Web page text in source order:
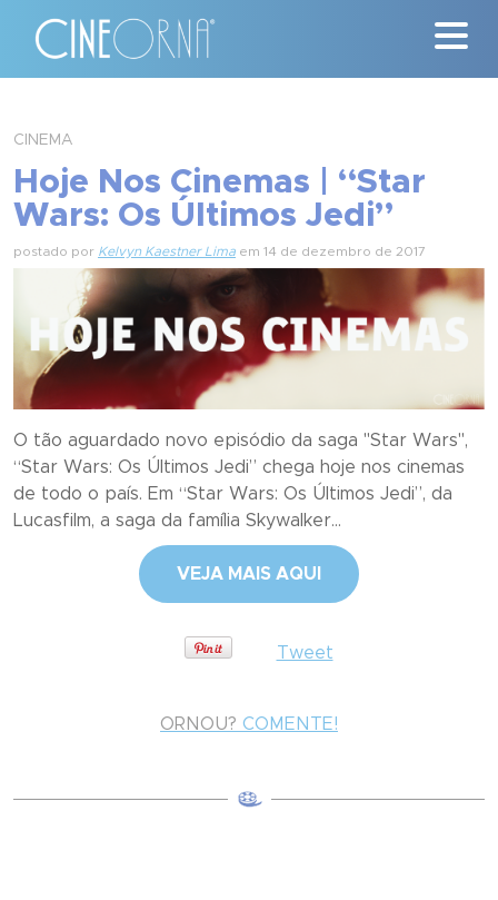
News
#ClássicosCineOrna
Quem Somos
Nossa História
Contato
CINEMA
Hoje Nos Cinemas | “Star
Wars: Os Últimos Jedi”
postado por Kelvyn Kaestner Lima em 14 de dezembro de 2017
O tão aguardado novo episódio da saga "Star Wars",
“Star Wars: Os Últimos Jedi” chega hoje nos cinemas
de todo o país. Em “Star Wars: Os Últimos Jedi”, da
Lucasfilm, a saga da família Skywalker...
VEJA MAIS AQUI
Tweet
ORNOU? COMENTE!